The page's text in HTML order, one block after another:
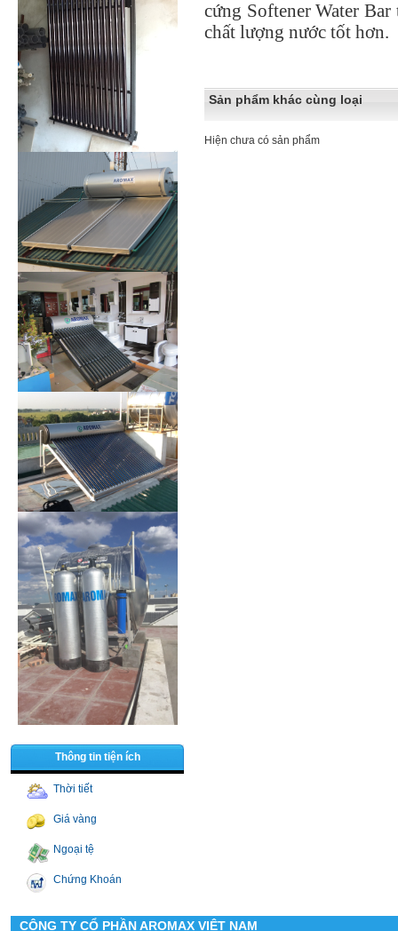
Thông tin tiện ích
Thời tiết
Giá vàng
Ngoại tệ
Chứng Khoán
cứng Softener Water
chất lượng nước tốt hơn.
Sản phẩm khác cùng loại
Hiện chưa có sản phẩm
CÔNG TY CỔ PHẦN AROMAX VIỆT NAM